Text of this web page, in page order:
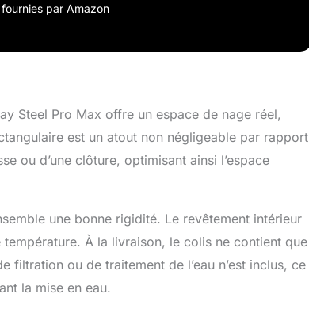
par Amazon
Steel Pro Max offre un espace de nage réel,
est un atout non négligeable par rapport
ou d’une clôture, optimisant ainsi l’espace
une bonne rigidité. Le revêtement intérieur
À la livraison, le colis ne contient que
ou de traitement de l’eau n’est inclus, ce
la mise en eau.